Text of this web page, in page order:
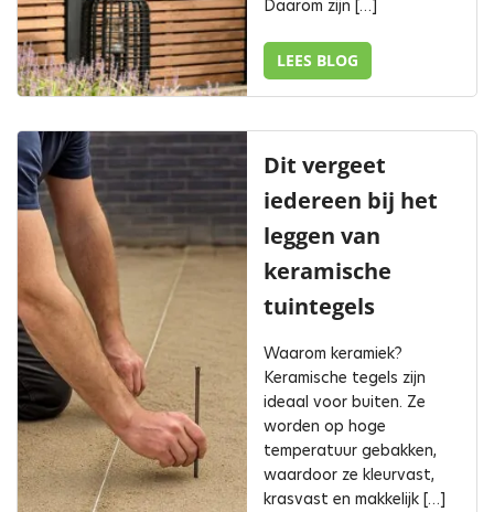
Daarom zijn […]
LEES BLOG
Dit vergeet
iedereen bij het
leggen van
keramische
tuintegels
Waarom keramiek?
Keramische tegels zijn
ideaal voor buiten. Ze
worden op hoge
temperatuur gebakken,
waardoor ze kleurvast,
krasvast en makkelijk […]